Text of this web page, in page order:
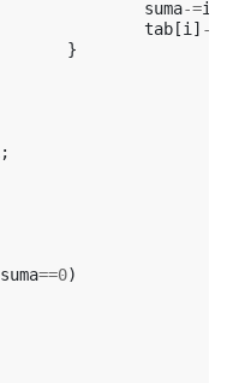
suma-=i
tab [i ] -=
}
;
suma==0)